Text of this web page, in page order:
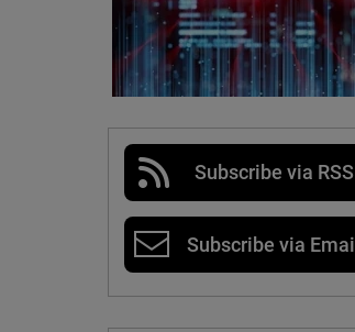
Subscribe via RSS
Subscribe via Email